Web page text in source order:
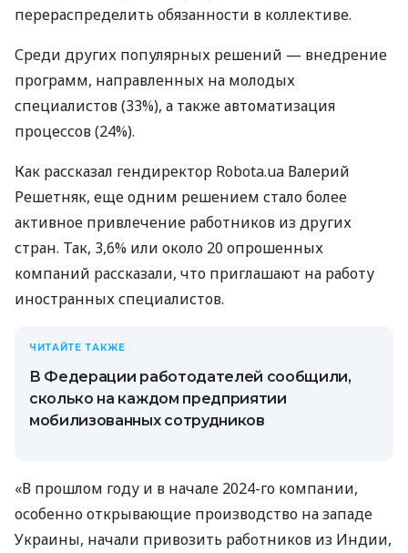
перераспределить обязанности в коллективе.
Среди других популярных решений — внедрение
программ, направленных на молодых
специалистов (33%), а также автоматизация
процессов (24%).
Как рассказал гендиректор Robota.ua Валерий
Решетняк, еще одним решением стало более
активное привлечение работников из других
стран. Так, 3,6% или около 20 опрошенных
компаний рассказали, что приглашают на работу
иностранных специалистов.
ЧИТАЙТЕ ТАКЖЕ
В Федерации работодателей сообщили,
сколько на каждом предприятии
мобилизованных сотрудников
«В прошлом году и в начале 2024-го компании,
особенно открывающие производство на западе
Украины, начали привозить работников из Индии,